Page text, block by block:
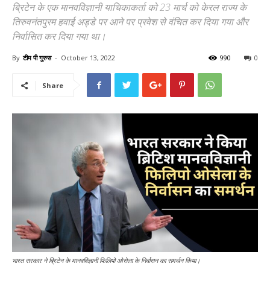
ब्रिटेन के एक मानवविज्ञानी याचिकाकर्ता को 23 मार्च को केरल राज्य के
तिरुवनंतपुरम हवाई अड्डे पर आने पर प्रवेश से वंचित कर दिया गया और
निर्वासित कर दिया गया था।
By टीम पी गुरुस - October 13, 2022 0
990
Share
भारत सरकार ने ब्रिटेन के मानवविज्ञानी फिलिपो ओसेला के निर्वासन का समर्थन किया।